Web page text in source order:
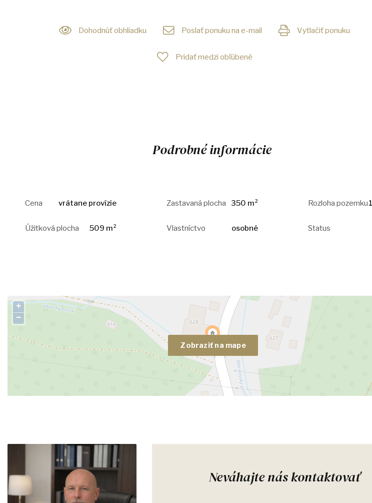
Dohodnúť obhliadku Poslať ponuku na e-mail Vytlačiť ponuku
Pridať medzi obľúbené
Podrobné informácie
Cena vrátane provízie Zastavaná plocha 350 m² Rozloha pozemku
Úžitková plocha 509 m² Vlastníctvo osobné Status
Zobraziť na mape
+
−
Neváhajte nás kontaktovať